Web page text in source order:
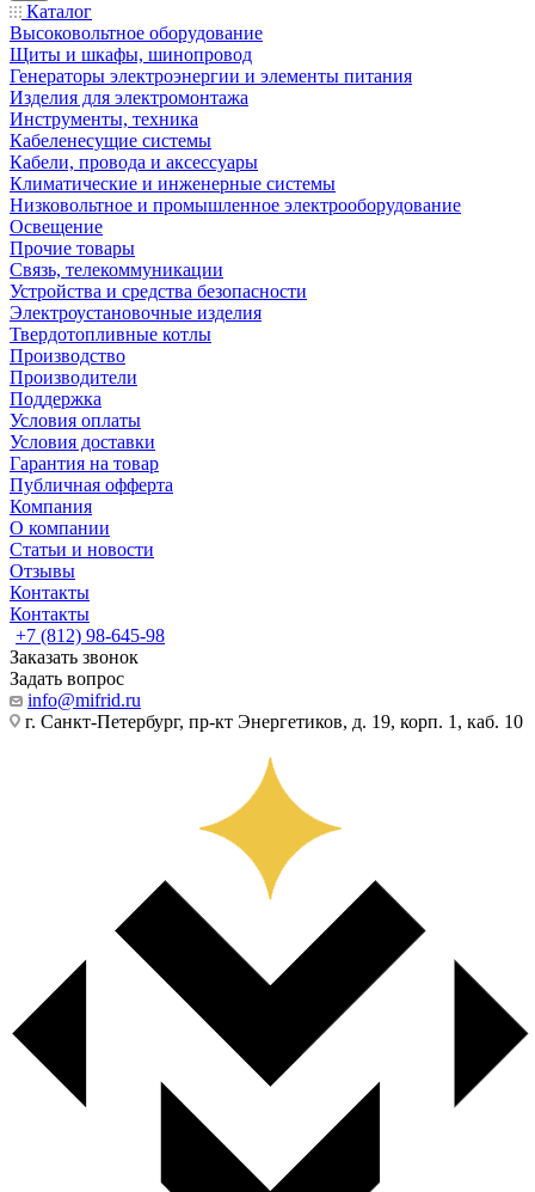
Каталог
Высоковольтное оборудование
Щиты и шкафы, шинопровод
Генераторы электроэнергии и элементы питания
Изделия для электромонтажа
Инструменты, техника
Кабеленесущие системы
Кабели, провода и аксессуары
Климатические и инженерные системы
Низковольтное и промышленное электрооборудование
Освещение
Прочие товары
Связь, телекоммуникации
Устройства и средства безопасности
Электроустановочные изделия
Твердотопливные котлы
Производство
Производители
Поддержка
Условия оплаты
Условия доставки
Гарантия на товар
Публичная офферта
Компания
О компании
Статьи и новости
Отзывы
Контакты
Контакты
+7 (812) 98-645-98
Заказать звонок
Задать вопрос
info@mifrid.ru
г. Санкт-Петербург, пр-кт Энергетиков, д. 19, корп. 1, каб. 10